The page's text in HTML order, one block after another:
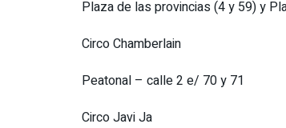
Plaza de las provincias (4 y 59) y
Circo Chamberlain
Peatonal – calle 2 e/ 70 y 71
Circo Javi Ja